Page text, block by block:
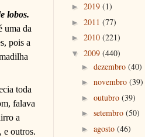
lobos.
uma da
pois a
toda
falava
a
e outros.
► 2019 (1)
► 2011 (77)
► 2010 (221)
▼ 2009 (440)
► dezembro (40)
► novembro (39)
► outubro (39)
► setembro (50)
► agosto (46)